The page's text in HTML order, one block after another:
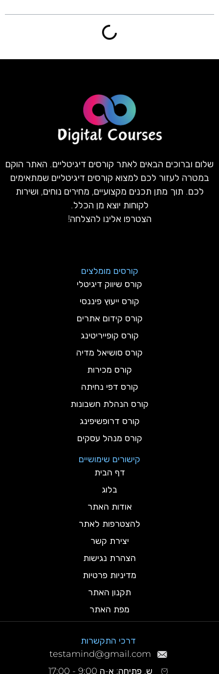
שלום וברוכים הבאים לאתר קורסים דיגיטליים. האתר הוקם
במטרה לעזור לכם למצוא קורסים דיגיטליים שמתאימים
לכם. תוך מתן תכנים מקצועיים, מחירים נוחים, ושירות
לקוחות יוצא מן הכלל.
הצטרפו אלינו להצלחה!
קורסים מומלצים
קורס שיווק דיגיטלי
קורס ייעוץ פיננסי
קורס קידום אתרים
קורס קופייריטינג
קורס סושיאל מדיה
קורס מכירות
קורס דפי נחיתה
קורס הנהלת חשבונות
קורס דרופשיפינג
קורס מנהל עסקים
קישורים שימושיים
דף הבית
בלוג
אודות האתר
להצטרפות לאתר
יצירת קשר
הצהרת נגישות
מדיניות פרטיות
תקנון האתר
מפת האתר
דרכי התקשרות
testamind@gmail.com
ש. פתיחה: א-ה 9:00 - 17:00